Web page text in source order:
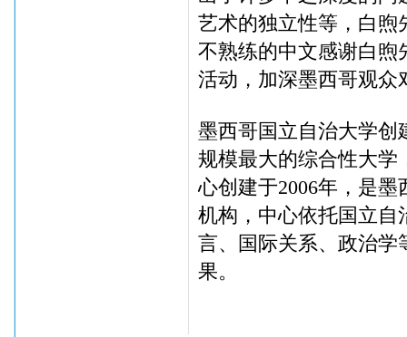
艺术的独立性等，白煦
不熟练的中文感谢白煦
活动，加深墨西哥观众
墨西哥国立自治大学创
规模最大的综合性大学
心创建于2006年，是
机构，中心依托国立自
言、国际关系、政治学
果。